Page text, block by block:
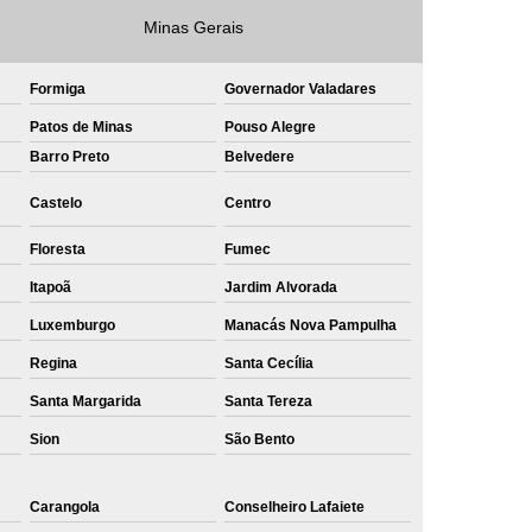
Private Label Roupas Masculinas Bahia
Bones
Private Label Camisetas
Private Label Confecção
Sublimação Camiseta Algodão
Sublimação de Camisetas de Algodão
Sublimação em Camisetas
Sublimação em Camisetas Lisas
Sublimação em Tecido de Algodão
Minas Gerais
Formiga Governador Valadares
Patos de Minas
Pouso Alegre
Barro Preto Belvedere
Castelo Centro
Floresta Fumec
Itapoã Jardim Alvorada
Luxemburgo Manacás Nova Pampulha
Regina Santa Cecília
Santa Margarida Santa Tereza
Sion São Bento
Carangola Conselheiro Lafaiete